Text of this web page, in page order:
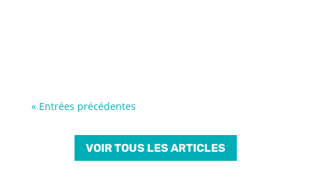
« Entrées précédentes
VOIR TOUS LES ARTICLES